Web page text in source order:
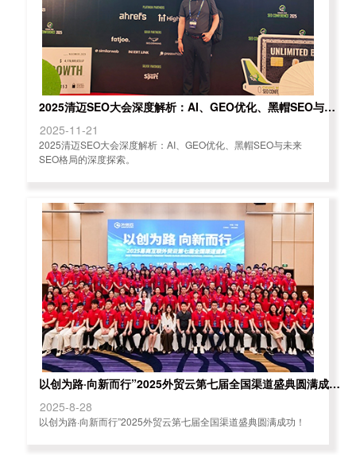
2025清迈SEO大会深度解析：AI、GEO优化、黑帽SEO与未来SEO格局的深度探索。
2025-11-21
2025清迈SEO大会深度解析：AI、GEO优化、黑帽SEO与未来
SEO格局的深度探索。
以创为路·向新而行”2025外贸云第七届全国渠道盛典圆满成功！
2025-8-28
以创为路·向新而行”2025外贸云第七届全国渠道盛典圆满成功！